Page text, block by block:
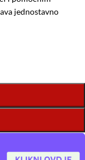
jednostavno